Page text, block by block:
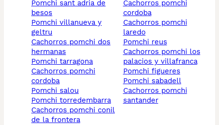
pomchi sant adria de
besos
pomchi villanueva y
geltru
cachorros pomchi dos
hermanas
pomchi tarragona
cachorros pomchi
cordoba
pomchi salou
pomchi torredembarra
cachorros pomchi conil
de la frontera
cachorros pomchi
cordoba
cachorros pomchi
laredo
pomchi reus
cachorros pomchi los
palacios y villafranca
pomchi figueres
pomchi sabadell
cachorros pomchi
santander